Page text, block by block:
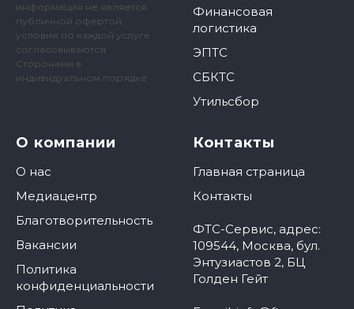
информация не является
публичной офертой,
условия по каждой услуге
согласовываются
Сторонами в
индивидуальном порядке
Финансовая
логистика
ЭПТС
СБКТС
Утильсбор
О компании
О нас
Медиацентр
Благотворительность
Вакансии
Политика
конфиденциальности
Контакты
Главная страница
Контакты
ФТС-Сервис, адрес:
109544, Москва, бул.
Энтузиастов 2, БЦ
Голден Гейт